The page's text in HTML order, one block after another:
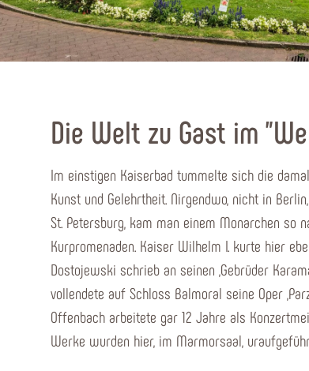
Die Welt zu Gast im
Im einstigen Kaiserbad tummelte sich die
Kunst und Gelehrtheit. Nirgendwo, nicht in
St. Petersburg, kam man einem Monarchen so
Kurpromenaden. Kaiser Wilhelm I. kurte hier
Dostojewski schrieb an seinen „Gebrüder
vollendete auf Schloss Balmoral seine Oper
Offenbach arbeitete gar 12 Jahre als
Werke wurden hier, im Marmorsaal,